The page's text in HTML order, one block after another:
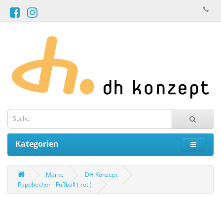
Kategorien
Marke
DH Konzept
Pappbecher - Fußball ( rot )